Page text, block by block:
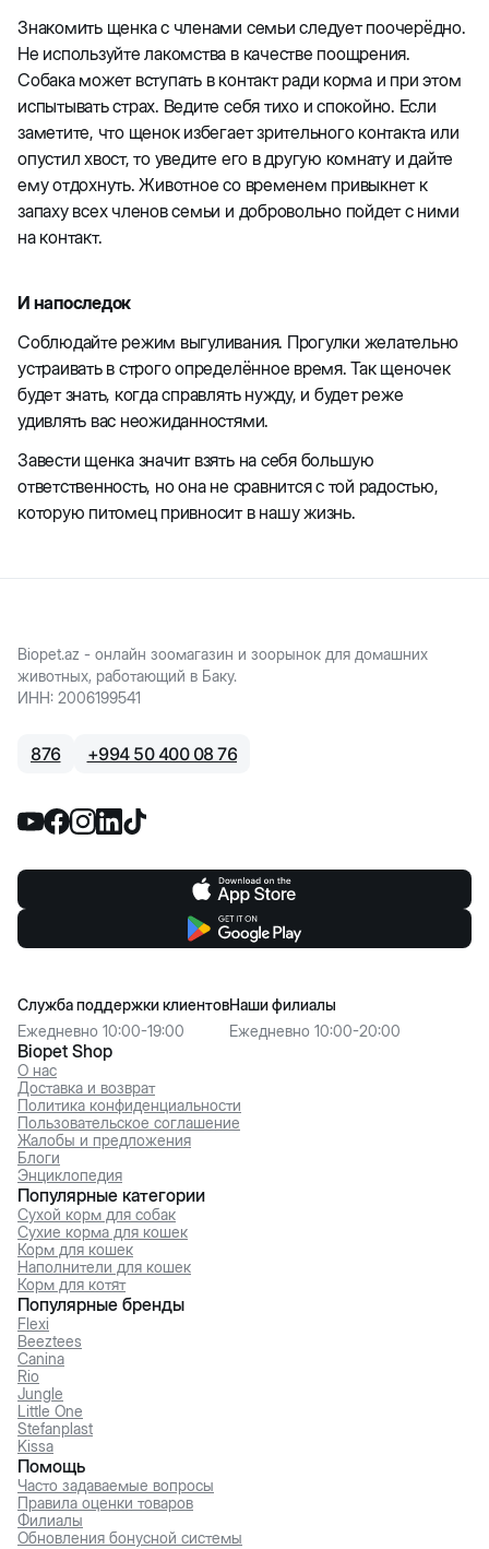
Знакомить щенка с членами семьи следует поочерёдно.
Не используйте лакомства в качестве поощрения.
Собака может вступать в контакт ради корма и при этом
испытывать страх. Ведите себя тихо и спокойно. Если
заметите, что щенок избегает зрительного контакта или
опустил хвост, то уведите его в другую комнату и дайте
ему отдохнуть. Животное со временем привыкнет к
запаху всех членов семьи и добровольно пойдет с ними
на контакт.
И напоследок
Соблюдайте режим выгуливания. Прогулки желательно
устраивать в строго определённое время. Так щеночек
будет знать, когда справлять нужду, и будет реже
удивлять вас неожиданностями.
Завести щенка значит взять на себя большую
ответственность, но она не сравнится с той радостью,
которую питомец привносит в нашу жизнь.
Biopet.az - онлайн зоомагазин и зоорынок для домашних
животных, работающий в Баку.
ИНН: 2006199541
876 +994 50 400 08 76
Biopet Shop
О нас
Доставка и возврат
Политика конфиденциальности
Пользовательское соглашение
Жалобы и предложения
Блоги
Энциклопедия
Служба поддержки клиентов
Ежедневно 10:00-19:00
Наши филиалы
Ежедневно 10:00-20:00
Популярные категории
Сухой корм для собак
Сухие корма для кошек
Корм для кошек
Наполнители для кошек
Корм для котят
Популярные бренды
Flexi
Beeztees
Canina
Rio
Jungle
Little One
Stefanplast
Kissa
Помощь
Часто задаваемые вопросы
Правила оценки товаров
Филиалы
Обновления бонусной системы